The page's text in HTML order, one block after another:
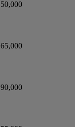
50,000
65,000
90,000